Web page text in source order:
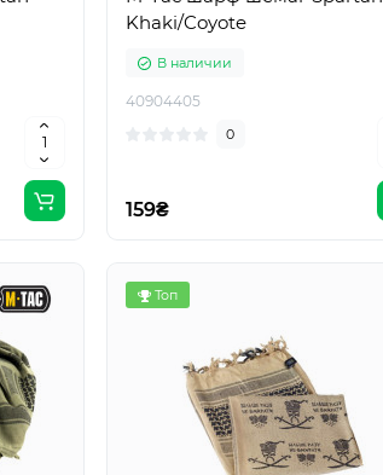
Khaki/Coyote
В наличии
40904405
0
159₴
Топ